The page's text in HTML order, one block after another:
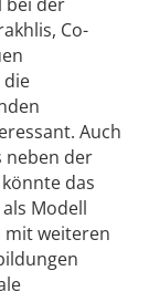
bei der
Co-
die
Auch
neben der
das
Modell
mit weiteren